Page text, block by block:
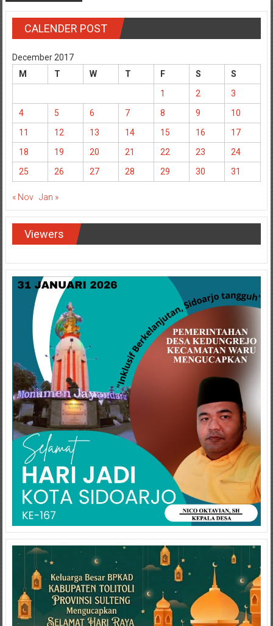
CALENDER POST
December 2017
M
T W T F S
S
1
2
3
4
5 6 7 8 9
10
11
12 13 14 15 16
17
18
19 20 21 22 23
24
25
26 27 28 29 30 31
« Nov Jan »
Viewers